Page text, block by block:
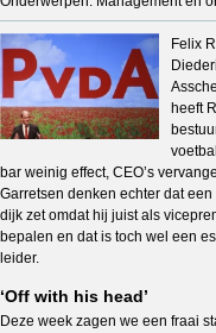
Felix
heeft
bar weinig effect, CEO’s
Garretsen denken echter dat
dijk zet omdat hij juist als
bepalen en dat is toch wel een
leider.
‘Off with his head’
Deze week zagen we een fraai